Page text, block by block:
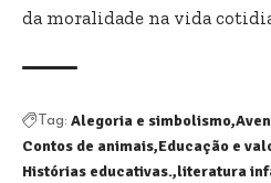
da moralidade na vida
Tag: Alegoria e simbolismo
Contos de animais Educação e
Histórias educativas. literatura